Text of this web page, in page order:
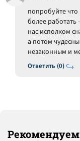
Ответить (0)
попробуйте что
более
нас исполком
а потом
незаконным и
Рекомендуем